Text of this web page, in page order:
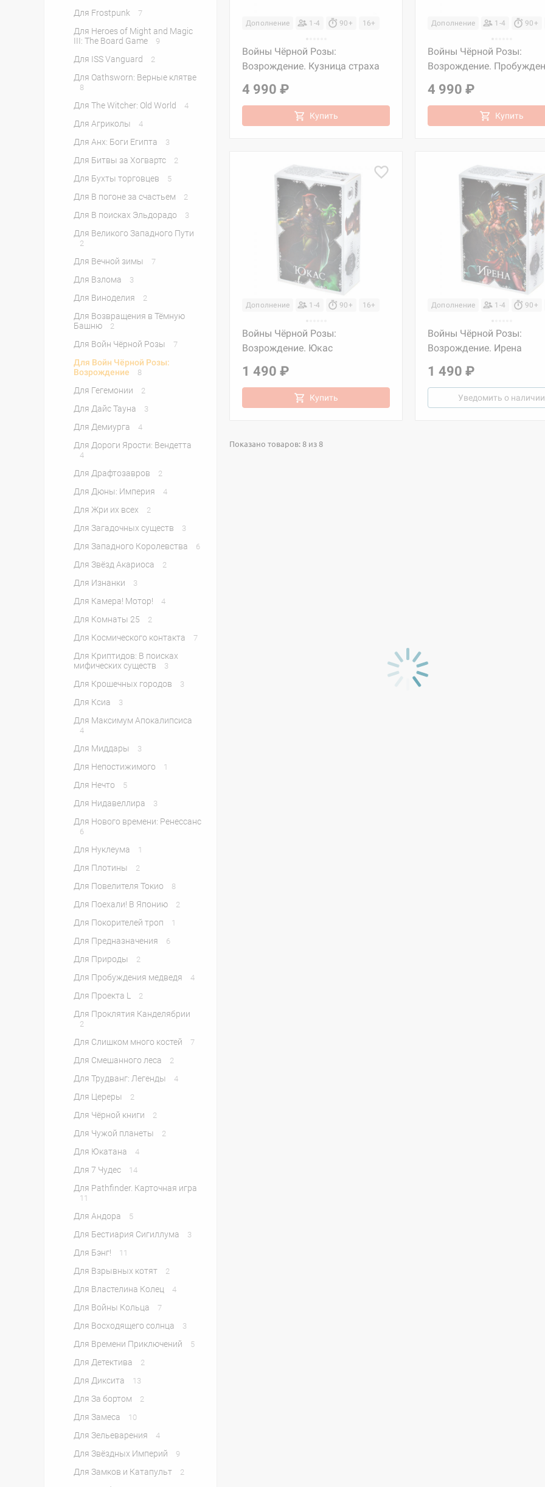
Для Frostpunk 7
Для Heroes of Might and Magic
III: The Board Game
9
Для ISS Vanguard 2
Для Oathsworn: Верные клятве
8
Для The Witcher: Old World 4
Для Агриколы 4
Для Анх: Боги Египта 3
Для Битвы за Хогвартс 2
Для Бухты торговцев 5
Для В погоне за счастьем 2
Для В поисках Эльдорадо 3
Для Великого Западного Пути
2
Для Вечной зимы 7
Для Взлома 3
Для Виноделия 2
Для Возвращения в Тёмную
Башню
2
Для Войн Чёрной Розы 7
Для Войн Чёрной Розы:
Возрождение
8
Для Гегемонии 2
Для Дайс Тауна 3
Для Демиурга 4
Для Дороги Ярости: Вендетта
4
Для Драфтозавров 2
Для Дюны: Империя 4
Для Жри их всех 2
Для Загадочных существ 3
Для Западного Королевства 6
Для Звёзд Акариоса 2
Для Изнанки 3
Для Камера! Мотор! 4
Для Комнаты 25 2
Для Космического контакта 7
Для Криптидов: В поисках
мифических существ
3
Для Крошечных городов 3
Для Ксиа 3
Для Максимум Апокалипсиса
4
Для Миддары 3
Для Непостижимого 1
Для Нечто 5
Для Нидавеллира 3
Для Нового времени: Ренессанс
6
Для Нуклеума 1
Для Плотины 2
Для Повелителя Токио 8
Для Поехали! В Японию 2
Для Покорителей троп 1
Для Предназначения 6
Для Природы 2
Для Пробуждения медведя 4
Для Проекта L 2
Для Проклятия Канделябрии
2
Для Слишком много костей 7
Для Смешанного леса 2
Для Трудванг: Легенды 4
Для Цереры 2
Для Чёрной книги 2
Для Чужой планеты 2
Для Юкатана 4
Для 7 Чудес 14
Для Pathfinder. Карточная игра
11
Для Андора 5
Для Бестиария Сигиллума 3
Для Бэнг! 11
Для Взрывных котят 2
Для Властелина Колец 4
Для Войны Кольца 7
Для Восходящего солнца 3
Для Времени Приключений 5
Для Детектива 2
Для Диксита 13
Для За бортом 2
Для Замеса 10
Для Зельеварения 4
Для Звёздных Империй 9
Для Замков и Катапульт 2
Дополнение 1-4 90+ 16+
Войны Чёрной Розы:
Возрождение. Кузница страха
4 990 ₽
Купить
Дополнение 1-4 90+
Войны Чёрной Розы:
Возрождение.
4 990 ₽
Купить
Дополнение 1-4 90+ 16+
Войны Чёрной Розы:
Возрождение. Юкас
1 490 ₽
Купить
Дополнение 1-4 90+
Войны Чёрной Розы:
Возрождение. Ирена
1 490 ₽
Уведомить о наличии
Показано товаров: 8 из 8